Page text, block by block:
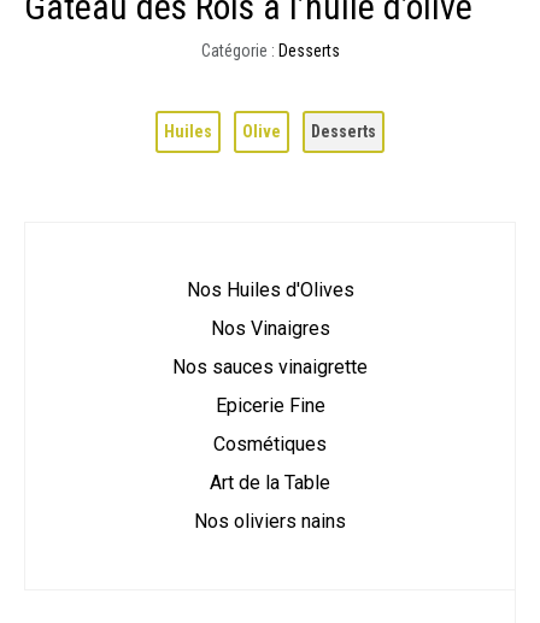
Catégorie : Desserts
Huiles Olive Desserts
Nos Huiles d'Olives
Nos Vinaigres
Nos sauces vinaigrette
Epicerie Fine
Cosmétiques
Art de la Table
Nos oliviers nains